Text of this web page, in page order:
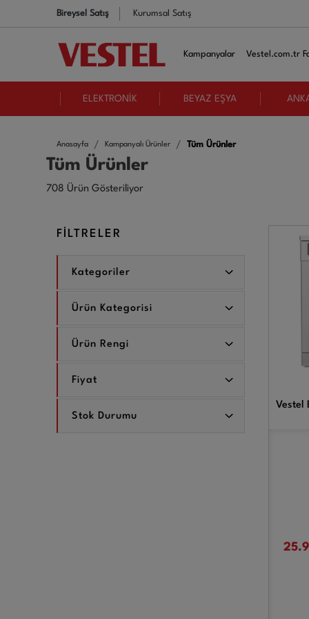
Bireysel Satış Kurumsal Satış
Kampanyalar Vestel.com.tr
ELEKTRONİK BEYAZ EŞYA
Anasayfa Kampanyalı Ürünler Tüm Ürünler
Tüm Ürünler
708 Ürün Gösteriliyor
FİLTRELER
Kategoriler
Ürün Kategorisi
Ürün Rengi
Fiyat
Stok Durumu
Vestel